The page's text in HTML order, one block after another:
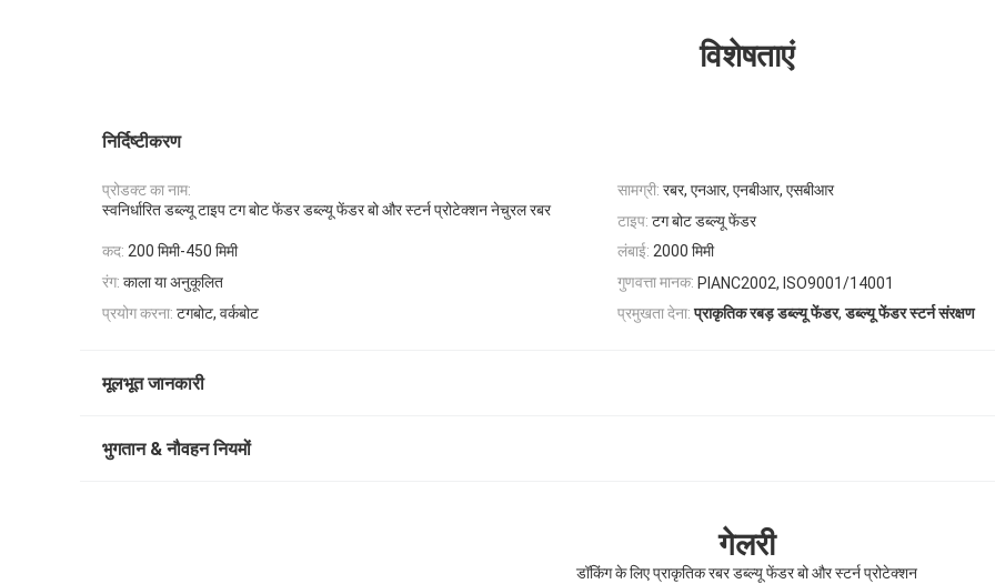
विशेषताएं
निर्दिष्टीकरण
प्रोडक्ट का नाम:
स्वनिर्धारित डब्ल्यू टाइप टग बोट फेंडर डब्ल्यू फेंडर बो और स्टर्न प्रोटेक्शन नेचुरल रबर
सामग्री: रबर, एनआर, एनबीआर, एसबीआर
टाइप: टग बोट डब्ल्यू फेंडर
कद: 200 मिमी-450 मिमी लंबाई: 2000 मिमी
रंग: काला या अनुकूलित गुणवत्ता मानक: PIANC2002, ISO9001/14001
प्रयोग करना: टगबोट, वर्कबोट प्रमुखता देना: प्राकृतिक रबड़ डब्ल्यू फेंडर,डब्ल्यू फेंडर स्टर्न संरक्षण
मूलभूत जानकारी
भुगतान & नौवहन नियमों
गेलरी
डॉकिंग के लिए प्राकृतिक रबर डब्ल्यू फेंडर बो और स्टर्न प्रोटेक्शन